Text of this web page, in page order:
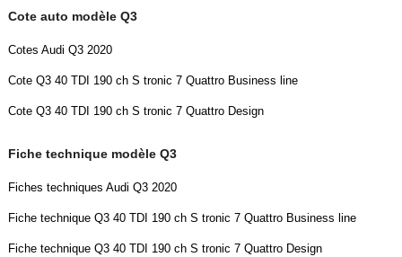
Cote auto modèle Q3
Cotes Audi Q3 2020
Cote Q3 40 TDI 190 ch S tronic 7 Quattro Business line
Cote Q3 40 TDI 190 ch S tronic 7 Quattro Design
Fiche technique modèle Q3
Fiches techniques Audi Q3 2020
Fiche technique Q3 40 TDI 190 ch S tronic 7 Quattro Business line
Fiche technique Q3 40 TDI 190 ch S tronic 7 Quattro Design